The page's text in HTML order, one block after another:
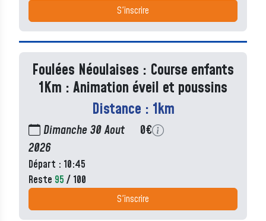
S'inscrire
Foulées Néoulaises : Course enfants
1Km : Animation éveil et poussins
Distance : 1km
Dimanche 30 Aout
2026
Départ : 10:45
Reste 95 / 100
0€
S'inscrire